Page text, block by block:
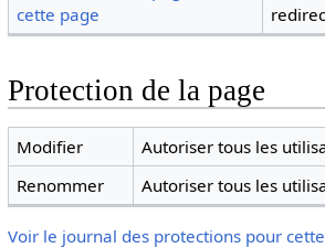
cette page
Protection de la page
Modifier
Autoriser tous les
Renommer
Autoriser tous les
Voir le journal des protections pour